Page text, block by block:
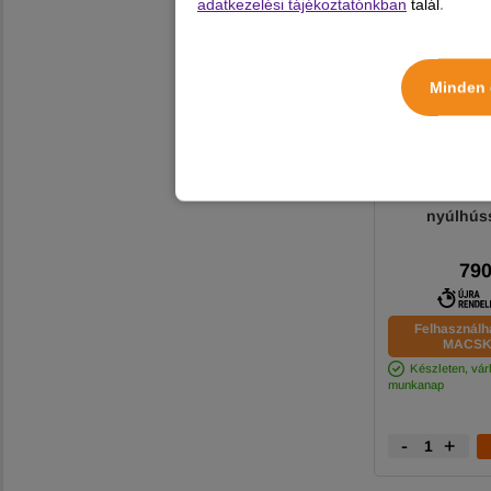
Minden
Spirit of
Készleten,
munkanap
- +